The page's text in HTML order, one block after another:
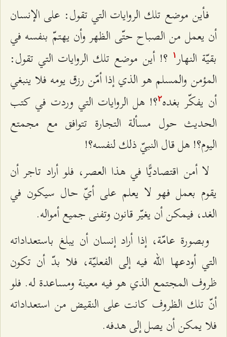
فأين موضع تلك الروايات التي تقول: على الإنسان
أن يعمل من الصباح حتّى الظهر وأن يهتمّ بنفسه في
بقيّة النهار۱
؟! أين موضع تلك الروايات التي تقول:
المؤمن والمسلم هو الذي إذا أمّن رزق يومه فلا ينبغي
أن يفكّر بغده٢؟! هل الروايات التي وردت في كتب
الحديث حول مسألة التجارة تتوافق مع مجمتع
اليوم؟! هل قال النبيّ ذلك لنفسه؟!
لا أمن اقتصاديًّا في هذا العصر، فلو أراد تاجر أن
يقوم بعمل فهو لا يعلم على أيّ حال سيكون في
الغد، فيمكن أن يغيّر قانون وتفنى جميع أمواله.
وبصورة عامّة، إذا أراد إنسان أن يبلغ باستعداداته
التي أودعها الله فيه إلى الفعليّة، فلا بدّ أن تكون
ظروف المجتمع الذي هو فيه معينة ومساعدة له. فلو
أنّ تلك الظروف كانت على النقيض من استعداداته
فلا يمكن أن يصل إلى هدفه.